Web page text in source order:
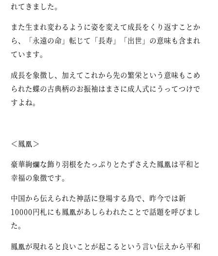
れてきました。
また生まれ変わるように姿を変えて成長をくり返すことか
ら、「永遠の命」転じて「長寿」「出世」の意味も含まれ
ています。
成長を象徴し、加えてこれから先の繁栄という意味もこめ
られた蝶の古典柄のお振袖はまさに成人式にうってつけで
すよね。
＜鳳凰＞
豪華絢爛な飾り羽根をたっぷりとたずさえた鳳凰は平和と
幸福の象徴です。
中国から伝えられた神話に登場する鳥で、昨今では新
10000円札にも鳳凰があしらわれたことで話題を呼びまし
た。
鳳凰が現れると良いことが起こるという言い伝えから平和